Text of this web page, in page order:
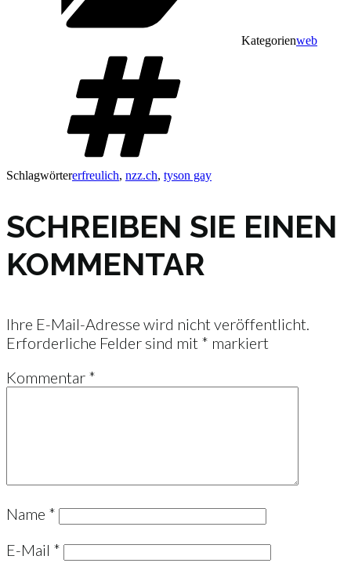
Kategorienweb
Schlagwörtererfreulich, nzz.ch, tyson gay
SCHREIBEN SIE EINEN
KOMMENTAR
Ihre E-Mail-Adresse wird nicht veröffentlicht.
Erforderliche Felder sind mit * markiert
Kommentar *
Name *
E-Mail *